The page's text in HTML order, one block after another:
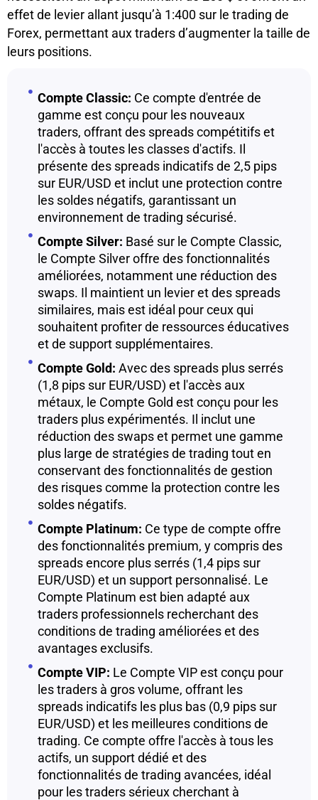
effet de levier allant jusqu’à 1:400 sur le trading de
Forex, permettant aux traders d’augmenter la taille de
leurs positions.
Compte Classic: Ce compte d'entrée de
gamme est conçu pour les nouveaux
traders, offrant des spreads compétitifs et
l'accès à toutes les classes d'actifs. Il
présente des spreads indicatifs de 2,5 pips
sur EUR/USD et inclut une protection contre
les soldes négatifs, garantissant un
environnement de trading sécurisé.
Compte Silver: Basé sur le Compte Classic,
le Compte Silver offre des fonctionnalités
améliorées, notamment une réduction des
swaps. Il maintient un levier et des spreads
similaires, mais est idéal pour ceux qui
souhaitent profiter de ressources éducatives
et de support supplémentaires.
Compte Gold: Avec des spreads plus serrés
(1,8 pips sur EUR/USD) et l'accès aux
métaux, le Compte Gold est conçu pour les
traders plus expérimentés. Il inclut une
réduction des swaps et permet une gamme
plus large de stratégies de trading tout en
conservant des fonctionnalités de gestion
des risques comme la protection contre les
soldes négatifs.
Compte Platinum: Ce type de compte offre
des fonctionnalités premium, y compris des
spreads encore plus serrés (1,4 pips sur
EUR/USD) et un support personnalisé. Le
Compte Platinum est bien adapté aux
traders professionnels recherchant des
conditions de trading améliorées et des
avantages exclusifs.
Compte VIP: Le Compte VIP est conçu pour
les traders à gros volume, offrant les
spreads indicatifs les plus bas (0,9 pips sur
EUR/USD) et les meilleures conditions de
trading. Ce compte offre l'accès à tous les
actifs, un support dédié et des
fonctionnalités de trading avancées, idéal
pour les traders sérieux cherchant à